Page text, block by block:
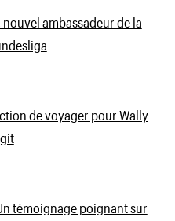
ambassadeur de la
de voyager pour Wally
témoignage poignant sur